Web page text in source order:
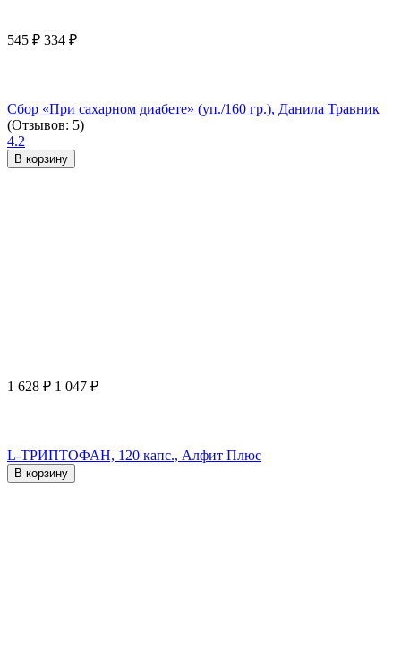
545 ₽ 334 ₽
Сбор «При сахарном диабете» (уп./160 гр.), Данила Травник
(Отзывов: 5)
4.2
В корзину
1 628 ₽ 1 047 ₽
L-ТРИПТОФАН, 120 капс., Алфит Плюс
В корзину